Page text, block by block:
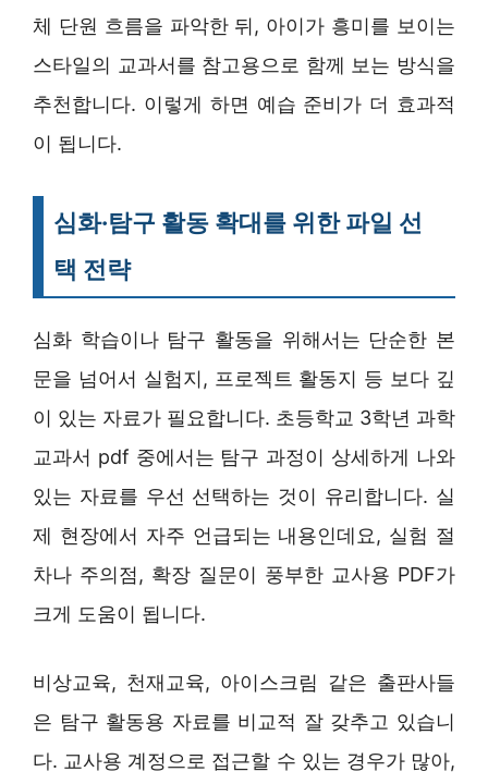
체 단원 흐름을 파악한 뒤, 아이가 흥미를 보이는
스타일의 교과서를 참고용으로 함께 보는 방식을
추천합니다. 이렇게 하면 예습 준비가 더 효과적
이 됩니다.
심화·탐구 활동 확대를 위한 파일 선
택 전략
심화 학습이나 탐구 활동을 위해서는 단순한 본
문을 넘어서 실험지, 프로젝트 활동지 등 보다 깊
이 있는 자료가 필요합니다. 초등학교 3학년 과학
교과서 pdf 중에서는 탐구 과정이 상세하게 나와
있는 자료를 우선 선택하는 것이 유리합니다. 실
제 현장에서 자주 언급되는 내용인데요, 실험 절
차나 주의점, 확장 질문이 풍부한 교사용 PDF가
크게 도움이 됩니다.
비상교육, 천재교육, 아이스크림 같은 출판사들
은 탐구 활동용 자료를 비교적 잘 갖추고 있습니
다. 교사용 계정으로 접근할 수 있는 경우가 많아,